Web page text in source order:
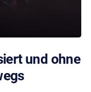
und ohne